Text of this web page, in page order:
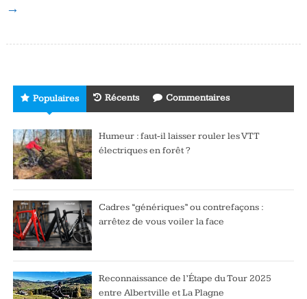
→
Populaires Récents Commentaires
Humeur : faut-il laisser rouler les VTT
électriques en forêt ?
Cadres “génériques” ou contrefaçons :
arrêtez de vous voiler la face
Reconnaissance de l’Étape du Tour 2025
entre Albertville et La Plagne